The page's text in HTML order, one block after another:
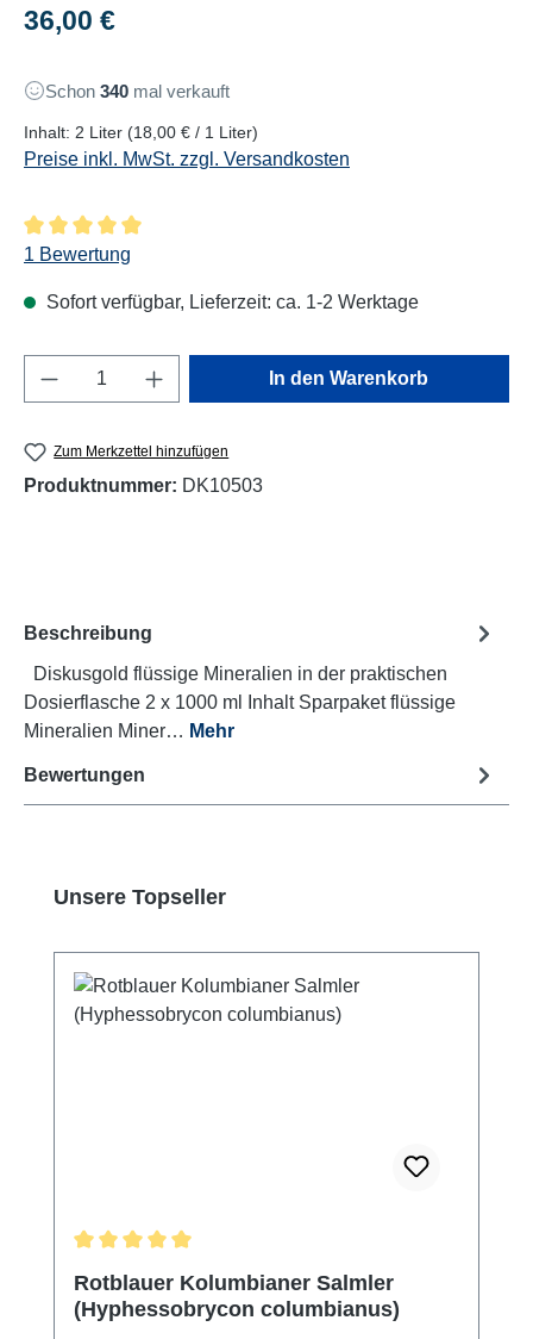
Regulärer Preis:
36,00 €
Schon 340 mal verkauft
Inhalt: 2 Liter (18,00 € / 1 Liter)
Preise inkl. MwSt. zzgl. Versandkosten
Durchschnittliche Bewertung von 5 von 5 Sternen
1 Bewertung
Sofort verfügbar, Lieferzeit: ca. 1-2 Werktage
Produkt Anzahl: Gib den gewünschten
In den Warenkorb
Zum Merkzettel hinzufügen
Produktnummer: DK10503
Beschreibung
Diskusgold flüssige Mineralien in der praktischen
Dosierflasche 2 x 1000 ml Inhalt Sparpaket flüssige
Mineralien Miner… Mehr
Bewertungen
Produktgalerie überspringen
Unsere Topseller
Rotblauer Kolumbianer Salmler
(Hyphessobrycon columbianus)